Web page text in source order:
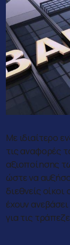
Με ιδιαίτερο
τις αναφορές
αξιοποίησης
ώστε να
διεθνείς οίκοι
έχουν
για τις